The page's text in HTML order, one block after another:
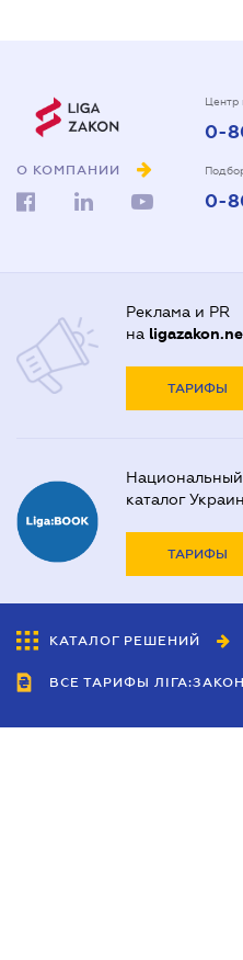
О КОМПАНИИ
Центр
0-
0-
Реклама и PR
на
ТАРИФЫ
каталог
ТАРИФЫ
КАТАЛОГ РЕШЕНИЙ
ВСЕ ТАРИФЫ ЛІГА:ЗАКОН